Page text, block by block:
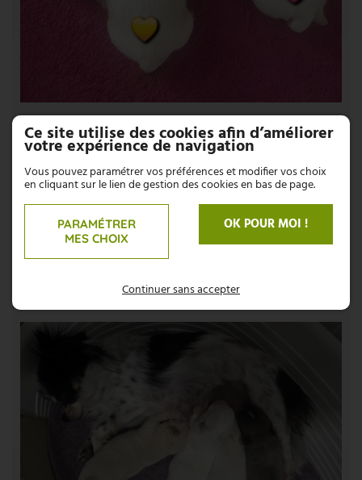
Ce site utilise des cookies afin d’améliorer
votre expérience de navigation
Vous pouvez paramétrer vos préférences et modifier vos choix
en cliquant sur le lien de gestion des cookies en bas de page.
PARAMÉTRER
MES CHOIX
OK POUR MOI !
Continuer sans accepter